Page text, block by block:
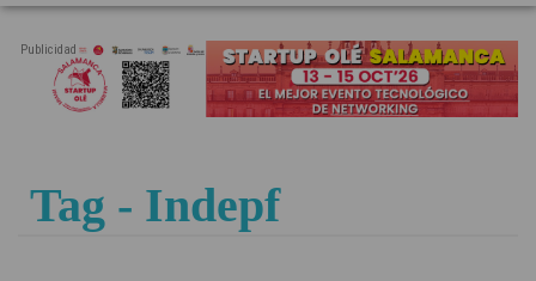
Publicidad
Tag - Indepf